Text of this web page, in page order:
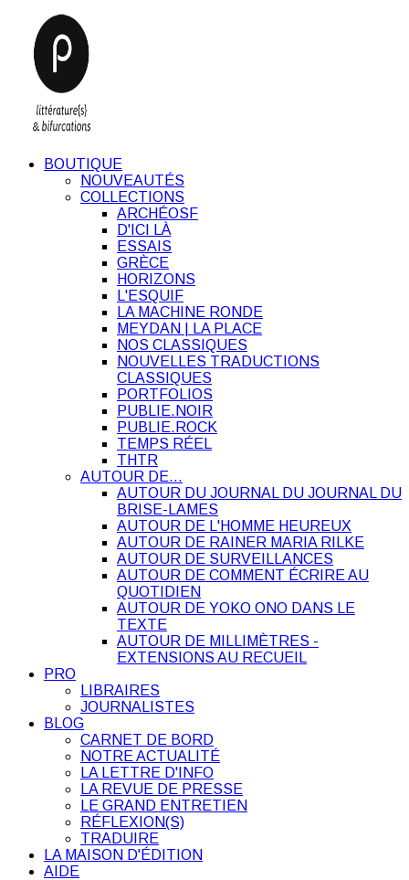
BOUTIQUE
NOUVEAUTÉS
COLLECTIONS
ARCHÉOSF
D'ICI LÀ
ESSAIS
GRÈCE
HORIZONS
L'ESQUIF
LA MACHINE RONDE
MEYDAN | LA PLACE
NOS CLASSIQUES
NOUVELLES TRADUCTIONS
CLASSIQUES
PORTFOLIOS
PUBLIE.NOIR
PUBLIE.ROCK
TEMPS RÉEL
THTR
AUTOUR DE…
AUTOUR DU JOURNAL DU JOURNAL DU
BRISE-LAMES
AUTOUR DE L'HOMME HEUREUX
AUTOUR DE RAINER MARIA RILKE
AUTOUR DE SURVEILLANCES
AUTOUR DE COMMENT ÉCRIRE AU
QUOTIDIEN
AUTOUR DE YOKO ONO DANS LE
TEXTE
AUTOUR DE MILLIMÈTRES -
EXTENSIONS AU RECUEIL
PRO
LIBRAIRES
JOURNALISTES
BLOG
CARNET DE BORD
NOTRE ACTUALITÉ
LA LETTRE D'INFO
LA REVUE DE PRESSE
LE GRAND ENTRETIEN
RÉFLEXION(S)
TRADUIRE
LA MAISON D'ÉDITION
AIDE